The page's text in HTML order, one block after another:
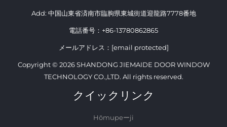
Add: 中国山東省済南市臨朐県東城街道迎龍路7778番地
電話番号： +86-13780862865
メールアドレス： [email protected]
Copyright © 2026 SHANDONG JIEMAIDE DOOR WINDOW
TECHNOLOGY CO.,LTD. All rights reserved.
クイックリンク
Hōmupeーji